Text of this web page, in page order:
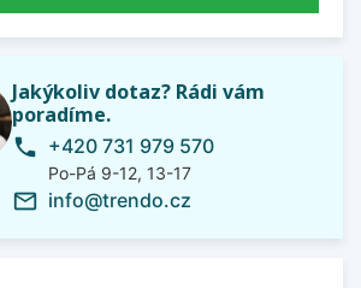
Jakýkoliv dotaz? Rádi vám
poradíme.
phone +420 731 979 570
Po-Pá 9-12, 13-17
mail_outline info@trendo.cz